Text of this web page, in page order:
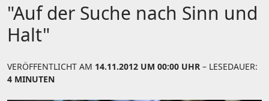
"Auf der Suche nach Sinn und
Halt"
VERÖFFENTLICHT AM 14.11.2012 UM 00:00 UHR – LESEDAUER:
4 MINUTEN